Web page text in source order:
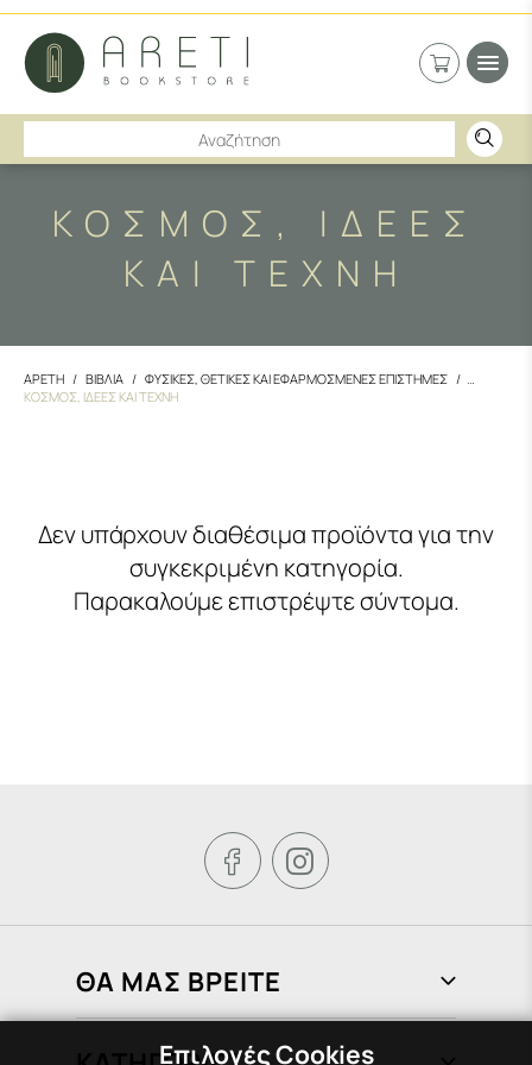
ΚΟΣΜΟΣ, ΙΔΕΕΣ
ΚΑΙ ΤΕΧΝΗ
ΑΡΕΤΗ ΒΙΒΛΙΑ
ΦΥΣΙΚΕΣ, ΘΕΤΙΚΕΣ ΚΑΙ ΕΦΑΡΜΟΣΜΕΝΕΣ ΕΠΙΣΤΗΜΕΣ
ΚΟΣΜΟΣ, ΙΔΕΕΣ ΚΑΙ ΤΕΧΝΗ
Δεν υπάρχουν διαθέσιμα προϊόντα για την
συγκεκριμένη κατηγορία.
Παρακαλούμε επιστρέψτε σύντομα.
 
ΘΑ ΜΑΣ ΒΡΕΙΤΕ
Επιλογές Cookies